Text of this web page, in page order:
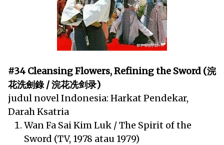
#34 Cleansing Flowers, Refining the Sword (浣
花洗劍錄 / 浣花冼剑录)
judul novel Indonesia: Harkat Pendekar,
Darah Ksatria
Wan Fa Sai Kim Luk / The Spirit of the
Sword (TV, 1978 atau 1979)